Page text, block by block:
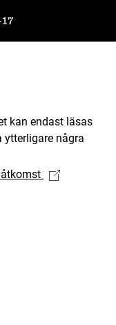
kan endast läsas
några